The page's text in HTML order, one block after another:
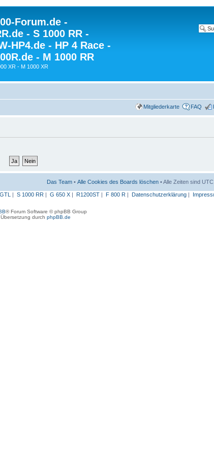
Forum.de -
- S 1000 RR -
HP4.de - HP 4 Race -
- M 1000 RR
XR - M 1000 XR
Mitgliederkarte FAQ
Das Team • Alle Cookies des Boards löschen • Alle Zeiten sind
| S 1000 RR | G 650 X| R1200ST| F 800 R | Datenschutzerklärung|
® Forum Software © phpBB Group
durch phpBB.de